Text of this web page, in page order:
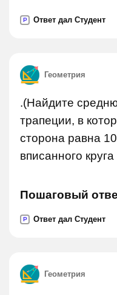
P Ответ дал Студент
Геометрия
.(Найдите
трапеции, в
сторона равна
вписанного
Пошаговый
P Ответ дал Студент
Геометрия